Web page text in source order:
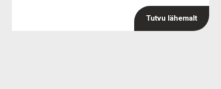
Tutvu lähemalt